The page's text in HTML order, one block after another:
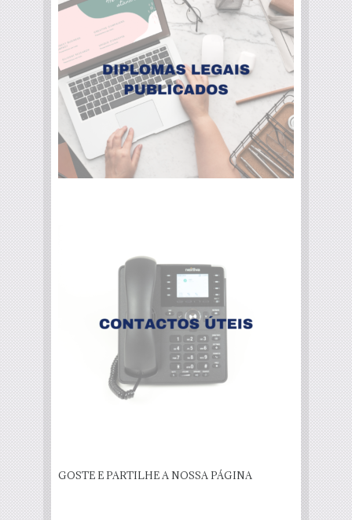
GOSTE E PARTILHE A NOSSA PÁGINA